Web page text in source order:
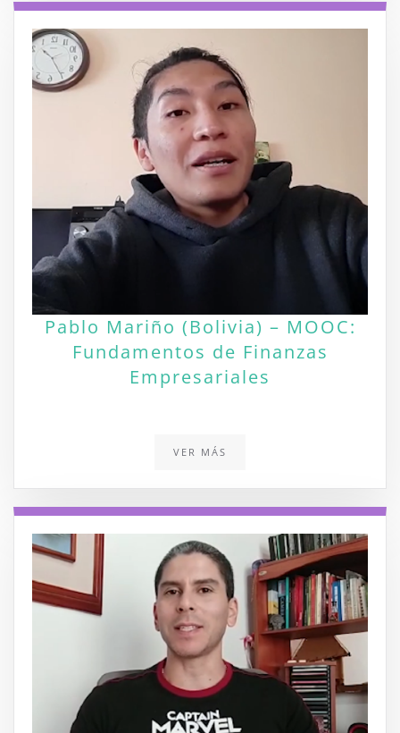
Pablo Mariño (Bolivia) – MOOC:
Fundamentos de Finanzas
Empresariales
VER MÁS